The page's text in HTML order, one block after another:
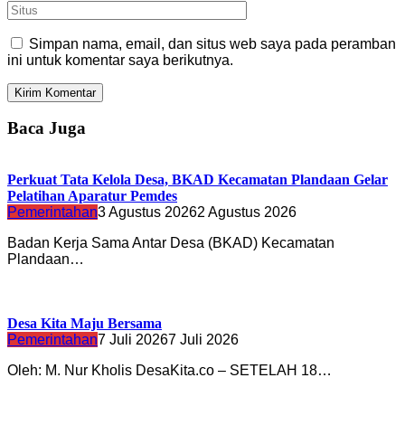
Simpan nama, email, dan situs web saya pada peramban
ini untuk komentar saya berikutnya.
Baca Juga
Perkuat Tata Kelola Desa, BKAD Kecamatan Plandaan Gelar
Pelatihan Aparatur Pemdes
Pemerintahan3 Agustus 20262 Agustus 2026
Badan Kerja Sama Antar Desa (BKAD) Kecamatan
Plandaan…
Desa Kita Maju Bersama
Pemerintahan7 Juli 20267 Juli 2026
Oleh: M. Nur Kholis DesaKita.co – SETELAH 18…